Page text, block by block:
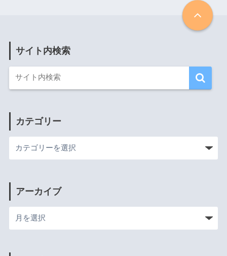
サイト内検索
カテゴリー
アーカイブ